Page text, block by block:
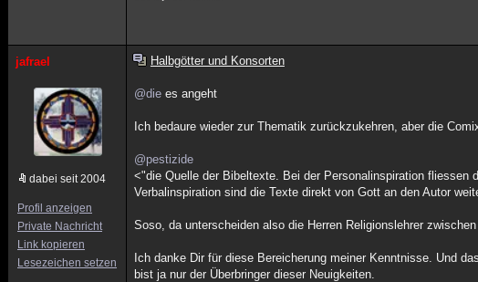
jafrael
dabei seit 2004
Profil anzeigen
Private Nachricht
Link kopieren
Lesezeichen setzen
Halbgötter und Konsorten
@die es angeht
Ich bedaure wieder zur Thematik zurückzukehren, aber die
@pestizide
<"die Quelle der Bibeltexte. Bei der Personalinspiration fliessen
Verbalinspiration sind die Texte direkt von Gott an den Autor
Soso, da unterscheiden also die Herren Religionslehrer
Ich danke Dir für diese Bereicherung meiner Kenntnisse. Und
bist ja nur der Überbringer dieser Neuigkeiten.